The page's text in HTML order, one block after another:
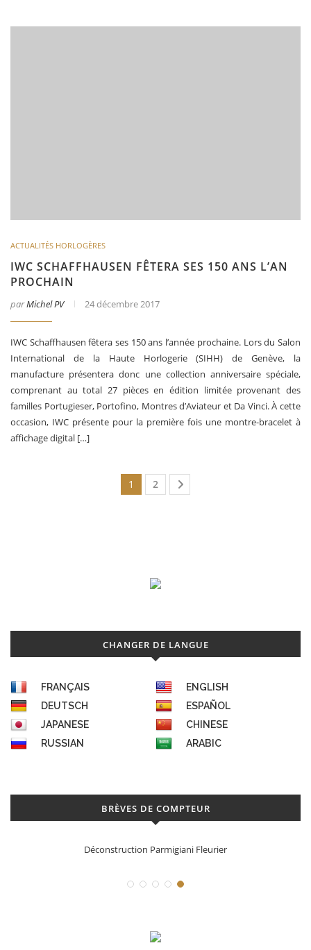
ACTUALITÉS HORLOGÈRES
IWC SCHAFFHAUSEN FÊTERA SES 150 ANS L’AN
PROCHAIN
parMichel PV 24 décembre 2017
IWC Schaffhausen fêtera ses 150 ans l’année prochaine. Lors du Salon
International de la Haute Horlogerie (SIHH) de Genève, la
manufacture présentera donc une collection anniversaire spéciale,
comprenant au total 27 pièces en édition limitée provenant des
familles Portugieser, Portofino, Montres d’Aviateur et Da Vinci. À cette
occasion, IWC présente pour la première fois une montre-bracelet à
affichage digital […]
1 2
CHANGER DE LANGUE
FRANÇAIS
ENGLISH
DEUTSCH
ESPAÑOL
JAPANESE
CHINESE
RUSSIAN
ARABIC
BRÈVES DE COMPTEUR
Déconstruction Parmigiani Fleurier